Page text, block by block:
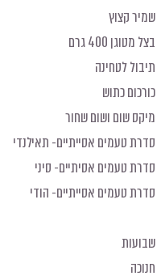
שמיר קצוץ
בצל מטוגן 400 גרם
תיבול לטחינה
כורכום כתוש
מיקס שום ושום שחור
סדרת טעמים אסייתיים- תאילנדי
סדרת טעמים אסיתיים- סיני
סדרת טעמים אסייתיים- הודי
שבועות
חנוכה